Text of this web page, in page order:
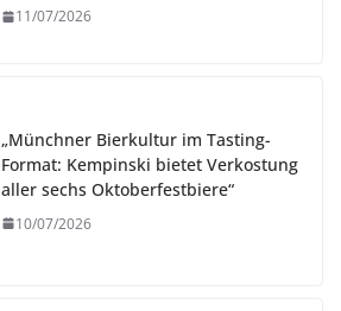
11/07/2026
„Münchner Bierkultur im Tasting-
Format: Kempinski bietet Verkostung
aller sechs Oktoberfestbiere“
10/07/2026